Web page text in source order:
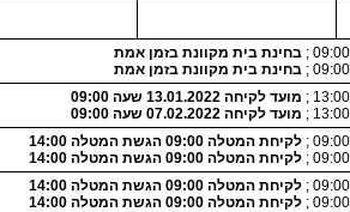
09:00 ;
בחינת בית מקוונת בזמן אמת
09:00 ; בחינת בית מקוונת בזמן אמת
13:00 ;
מועד לקיחה 13.01.2022 שעה 09:00
13:00 ; מועד לקיחה 07.02.2022 שעה 09:00
09:00 ;
לקיחת המטלה 09:00 הגשת המטלה 14:00
09:00 ; לקיחת המטלה 09:00 הגשת המטלה 14:00
09:00 ;
לקיחת המטלה 09:00 הגשת המטלה 14:00
09:00 ; לקיחת המטלה 09:00 הגשת המטלה 14:00